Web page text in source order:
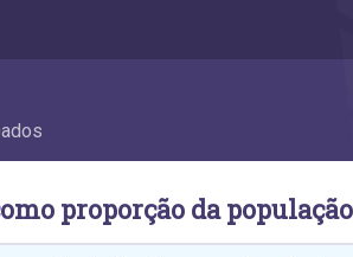
como proporção da
proporção da população